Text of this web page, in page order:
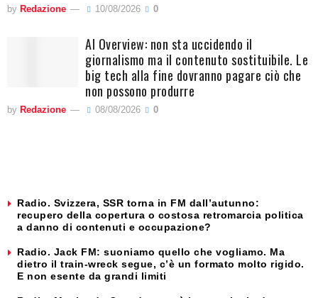
by Redazione 10/08/2026 0
AI Overview: non sta uccidendo il
giornalismo ma il contenuto sostituibile. Le
big tech alla fine dovranno pagare ciò che
non possono produrre
by Redazione 08/08/2026 0
Radio. Svizzera, SSR torna in FM dall’autunno:
recupero della copertura o costosa retromarcia politica
a danno di contenuti e occupazione?
Radio. Jack FM: suoniamo quello che vogliamo. Ma
dietro il train-wreck segue, c’è un formato molto rigido.
E non esente da grandi limiti